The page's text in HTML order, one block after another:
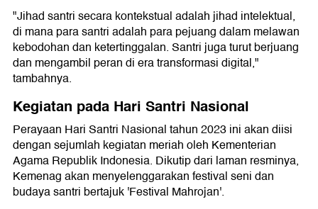
"Jihad santri secara kontekstual adalah jihad intelektual,
di mana para santri adalah para pejuang dalam melawan
kebodohan dan ketertinggalan. Santri juga turut berjuang
dan mengambil peran di era transformasi digital,"
tambahnya.
Kegiatan pada Hari Santri Nasional
Perayaan Hari Santri Nasional tahun 2023 ini akan diisi
dengan sejumlah kegiatan meriah oleh Kementerian
Agama Republik Indonesia. Dikutip dari laman resminya,
Kemenag akan menyelenggarakan festival seni dan
budaya santri bertajuk 'Festival Mahrojan'.